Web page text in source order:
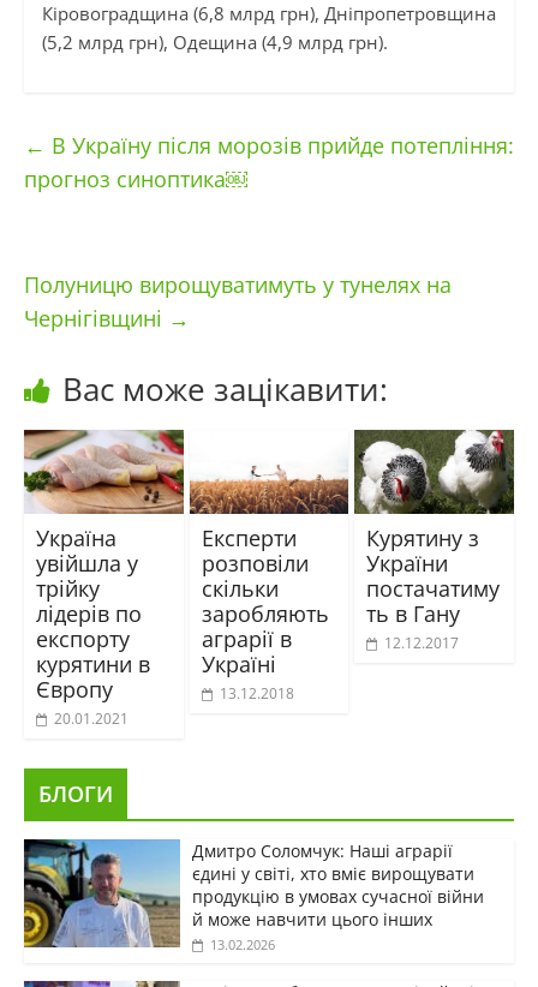
Кіровоградщина (6,8 млрд грн), Дніпропетровщина
(5,2 млрд грн), Одещина (4,9 млрд грн).
← В Україну після морозів прийде потепління:
прогноз синоптика￼
Полуницю вирощуватимуть у тунелях на
Чернігівщині →
Вас може зацікавити:
Україна
увійшла у
трійку
лідерів по
експорту
курятини в
Європу
20.01.2021
Експерти
розповіли
скільки
заробляють
аграрії в
Україні
13.12.2018
Курятину з
України
постачатиму
ть в Гану
12.12.2017
БЛОГИ
Дмитро Соломчук: Наші аграрії
єдині у світі, хто вміє вирощувати
продукцію в умовах сучасної війни
й може навчити цього інших
13.02.2026